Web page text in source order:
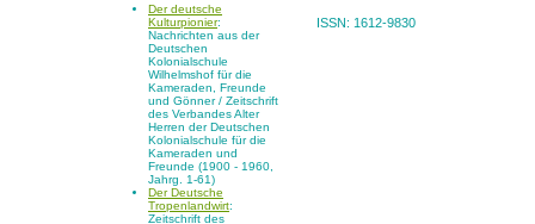
Der deutsche
Kulturpionier:
Nachrichten aus der
Deutschen
Kolonialschule
Wilhelmshof für die
Kameraden, Freunde
und Gönner / Zeitschrift
des Verbandes Alter
Herren der Deutschen
Kolonialschule für die
Kameraden und
Freunde (1900 - 1960,
Jahrg. 1-61)
Der Deutsche
Tropenlandwirt:
Zeitschrift des
ISSN: 1612-9830